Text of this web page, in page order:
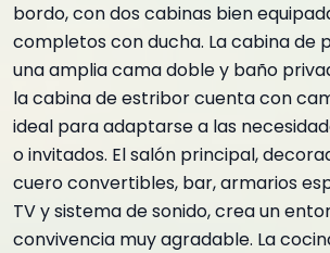
bordo, con dos cabinas bien
completos con ducha. La cabina de
una amplia cama doble y baño
la cabina de estribor cuenta con
ideal para adaptarse a las
o invitados. El salón principal,
cuero convertibles, bar, armarios
TV y sistema de sonido, crea un
convivencia muy agradable. La